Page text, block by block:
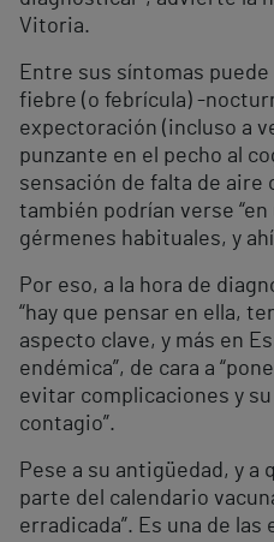
Vitoria.
Entre sus síntomas
fiebre (o febrícula) -
expectoración (incluso a
punzante en el pecho al
sensación de falta de aire
también podrían verse
gérmenes habituales, y
Por eso, a la hora de
“hay que pensar en ella,
aspecto clave, y más en
endémica”, de cara a
evitar complicaciones y
contagio”.
Pese a su antigüedad, y a
parte del calendario
erradicada”. Es una de